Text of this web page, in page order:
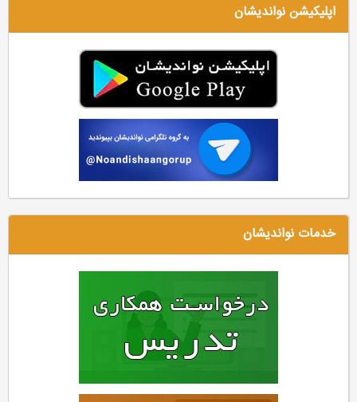
اپلیکیشن نواندیشان
خدمات نواندیشان